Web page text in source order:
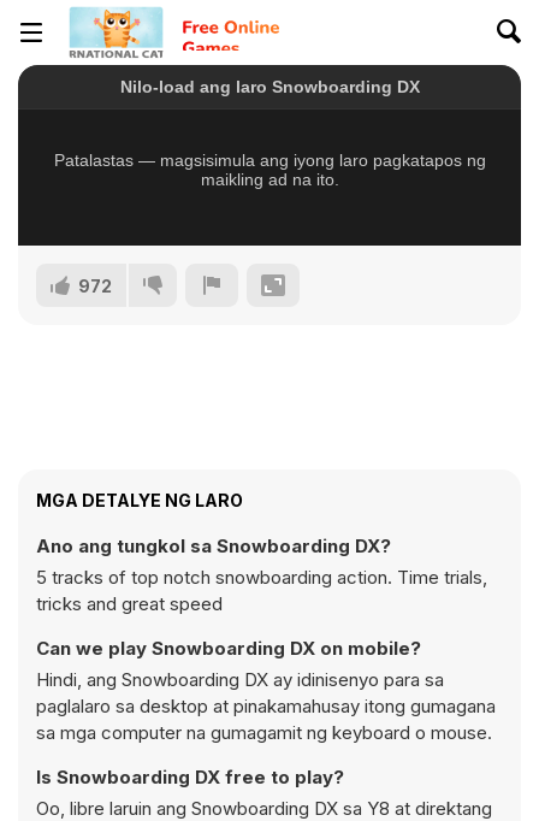
972
MGA DETALYE NG LARO
Ano ang tungkol sa Snowboarding DX?
5 tracks of top notch snowboarding action. Time trials,
tricks and great speed
Can we play Snowboarding DX on mobile?
Hindi, ang Snowboarding DX ay idinisenyo para sa
paglalaro sa desktop at pinakamahusay itong gumagana
sa mga computer na gumagamit ng keyboard o mouse.
Is Snowboarding DX free to play?
Oo, libre laruin ang Snowboarding DX sa Y8 at direktang